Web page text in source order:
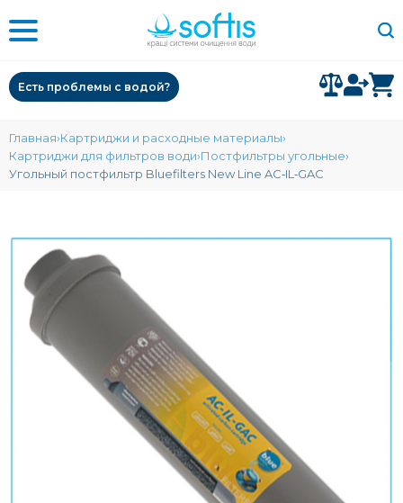
Есть проблемы с водой?
Главная Картриджи и расходные материалы
Картриджи для фильтров води Постфильтры угольные
Угольный постфильтр Bluefilters New Line AC‑IL‑GAC